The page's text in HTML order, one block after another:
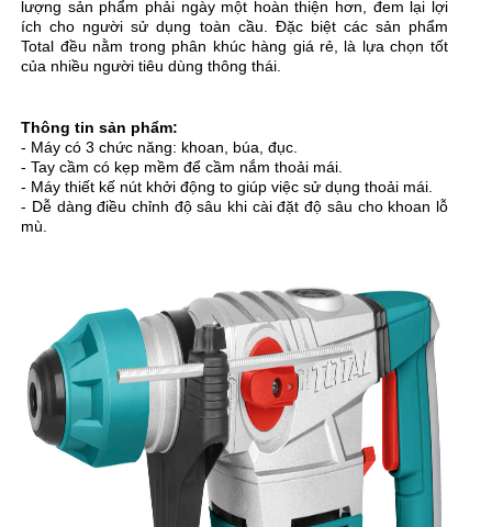
lượng sản phẩm phải ngày một hoàn thiện hơn, đem lại lợi
ích cho người sử dụng toàn cầu. Đặc biệt các sản phẩm
Total đều nằm trong phân khúc hàng giá rẻ, là lựa chọn tốt
của nhiều người tiêu dùng thông thái.
Thông tin sản phẩm:
- Máy có 3 chức năng: khoan, búa, đục.
- Tay cầm có kẹp mềm để cầm nắm thoải mái.
- Máy thiết kế nút khởi động to giúp việc sử dụng thoải mái.
- Dễ dàng điều chỉnh độ sâu khi cài đặt độ sâu cho khoan lỗ
mù.